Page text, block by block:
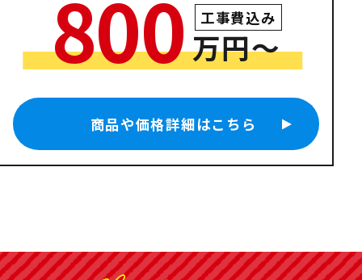
工事費込み
800万円〜
商品や価格詳細はこちら